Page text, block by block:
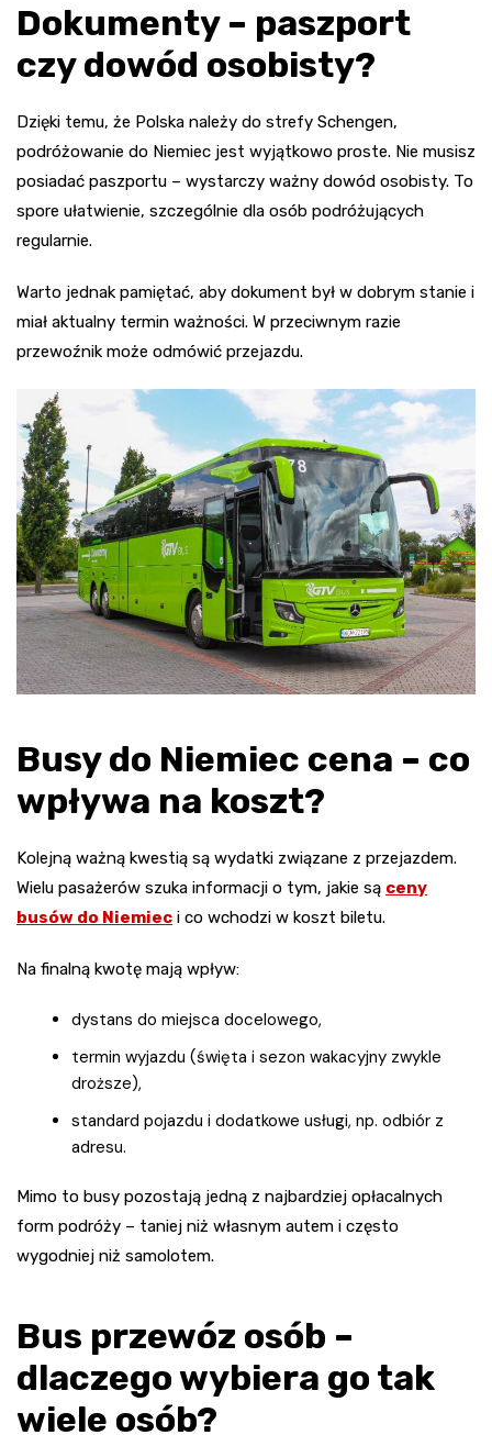
Dokumenty – paszport
czy dowód osobisty?
Dzięki temu, że Polska należy do strefy Schengen,
podróżowanie do Niemiec jest wyjątkowo proste. Nie musisz
posiadać paszportu – wystarczy ważny dowód osobisty. To
spore ułatwienie, szczególnie dla osób podróżujących
regularnie.
Warto jednak pamiętać, aby dokument był w dobrym stanie i
miał aktualny termin ważności. W przeciwnym razie
przewoźnik może odmówić przejazdu.
Busy do Niemiec cena – co
wpływa na koszt?
Kolejną ważną kwestią są wydatki związane z przejazdem.
Wielu pasażerów szuka informacji o tym, jakie są ceny
busów do Niemiec i co wchodzi w koszt biletu.
Na finalną kwotę mają wpływ:
dystans do miejsca docelowego,
termin wyjazdu (święta i sezon wakacyjny zwykle
droższe),
standard pojazdu i dodatkowe usługi, np. odbiór z
adresu.
Mimo to busy pozostają jedną z najbardziej opłacalnych
form podróży – taniej niż własnym autem i często
wygodniej niż samolotem.
Bus przewóz osób –
dlaczego wybiera go tak
wiele osób?